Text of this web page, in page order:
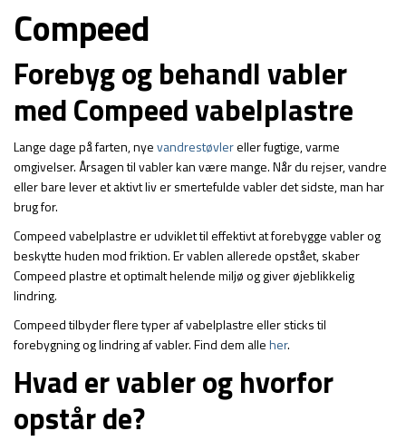
Compeed
Forebyg og behandl vabler
med Compeed vabelplastre
Lange dage på farten, nyevandrestøvlereller fugtige, varme
omgivelser. Årsagen til vabler kan være mange. Når du rejser, vandre
eller bare lever et aktivt liv er smertefulde vabler det sidste, man har
brug for.
Compeed vabelplastre er udviklet til effektivt at forebygge vabler og
beskytte huden mod friktion. Er vablen allerede opstået, skaber
Compeed plastre et optimalt helende miljø og giver øjeblikkelig
lindring.
Compeed tilbyder flere typer af vabelplastre eller sticks til
forebygning og lindring af vabler. Find dem alleher.
Hvad er vabler og hvorfor
opstår de?